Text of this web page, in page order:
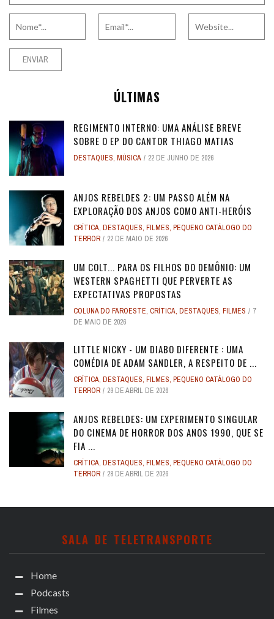
ÚLTIMAS
REGIMENTO INTERNO: UMA ANÁLISE BREVE
SOBRE O EP DO CANTOR THIAGO MATIAS
DESTAQUES, MÚSICA 22 DE JUNHO DE 2026
ANJOS REBELDES 2: UM PASSO ALÉM NA
EXPLORAÇÃO DOS ANJOS COMO ANTI-HERÓIS
CRÍTICA, DESTAQUES, FILMES, PEQUENO CATÁLOGO DO
TERROR
22 DE MAIO DE 2026
UM COLT... PARA OS FILHOS DO DEMÔNIO: UM
WESTERN SPAGHETTI QUE PERVERTE AS
EXPECTATIVAS PROPOSTAS
COLUNA DO FAROESTE, CRÍTICA, DESTAQUES, FILMES
7
DE MAIO DE 2026
LITTLE NICKY - UM DIABO DIFERENTE : UMA
COMÉDIA DE ADAM SANDLER, A RESPEITO DE ...
CRÍTICA, DESTAQUES, FILMES, PEQUENO CATÁLOGO DO
TERROR
29 DE ABRIL DE 2026
ANJOS REBELDES: UM EXPERIMENTO SINGULAR
DO CINEMA DE HORROR DOS ANOS 1990, QUE SE
FIA ...
CRÍTICA, DESTAQUES, FILMES, PEQUENO CATÁLOGO DO
TERROR
28 DE ABRIL DE 2026
SALA DE TELETRANSPORTE
Home
Podcasts
Filmes